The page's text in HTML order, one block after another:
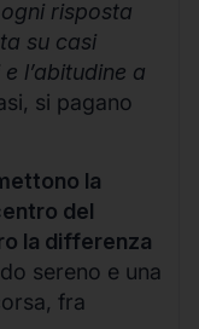
risposta
su casi
l’abitudine a
si pagano
la
del
la differenza
sereno e una
fra